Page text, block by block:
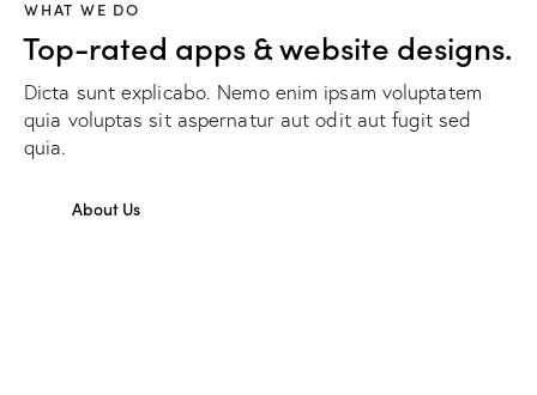
WHAT WE DO
Top-rated apps & website designs.
Dicta sunt explicabo. Nemo enim ipsam voluptatem
quia voluptas sit aspernatur aut odit aut fugit sed
quia.
About Us